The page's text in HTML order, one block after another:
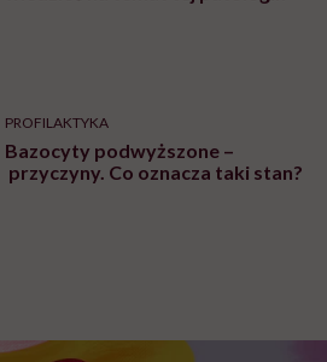
PROFILAKTYKA
Bazocyty podwyższone –
przyczyny. Co oznacza taki stan?